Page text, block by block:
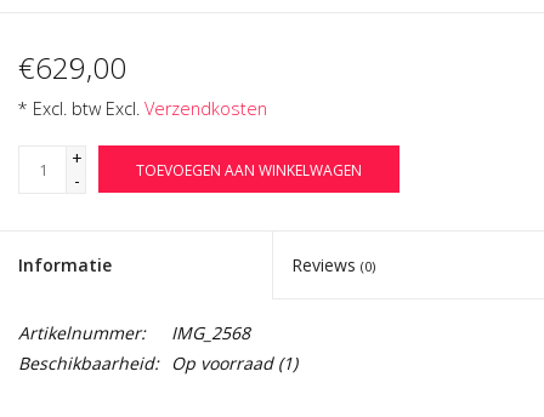
€629,00
* Excl. btw Excl. Verzendkosten
+
-
TOEVOEGEN AAN WINKELWAGEN
Informatie Reviews (0)
Artikelnummer:
IMG_2568
Beschikbaarheid: Op voorraad(1)